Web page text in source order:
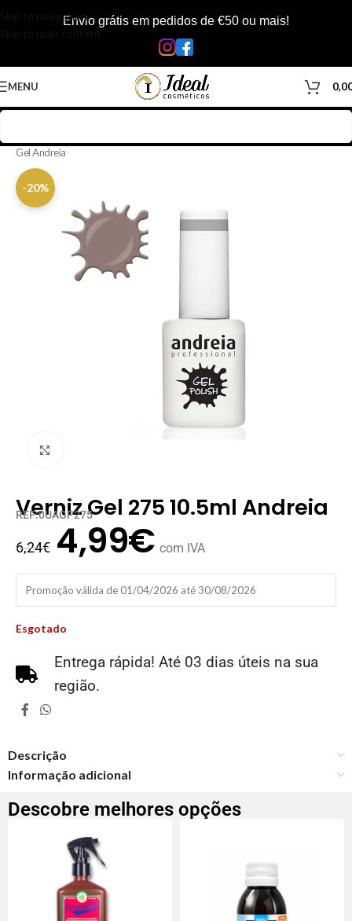
Skip to navigationEnvio grátis em pedidos de €50 ou mais!
MENU
Gel Andreia
-20%
Verniz Gel 275 10.5ml Andreia
REF:0UAGP275
6,24€ 4,99€ com IVA
Promoção válida de 01/04/2026 até 30/08/2026
Esgotado
Entrega rápida! Até 03 dias úteis na sua
região.
Descrição
Informação adicional
Descobre melhores opções